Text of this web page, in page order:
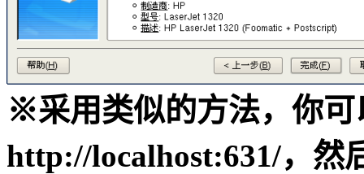
※采用类似的方法，你可
http://localhost:631/，然